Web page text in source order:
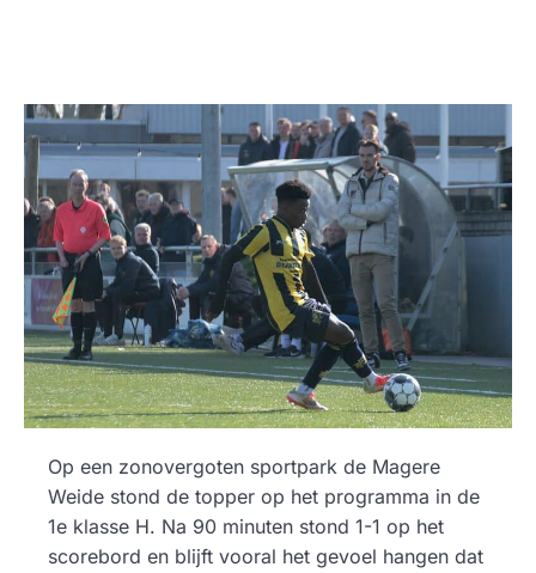
Op een zonovergoten sportpark de Magere
Weide stond de topper op het programma in de
1e klasse H. Na 90 minuten stond 1-1 op het
scorebord en blijft vooral het gevoel hangen dat